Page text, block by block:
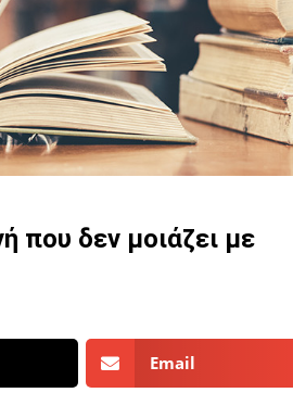
που δεν μοιάζει με
Email